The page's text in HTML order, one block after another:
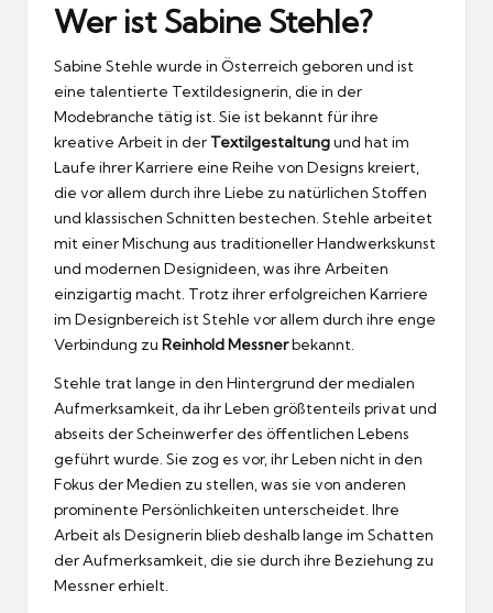
Wer ist Sabine Stehle?
Sabine Stehle wurde in Österreich geboren und ist
eine talentierte Textildesignerin, die in der
Modebranche tätig ist. Sie ist bekannt für ihre
kreative Arbeit in der Textilgestaltungund hat im
Laufe ihrer Karriere eine Reihe von Designs kreiert,
die vor allem durch ihre Liebe zu natürlichen Stoffen
und klassischen Schnitten bestechen. Stehle arbeitet
mit einer Mischung aus traditioneller Handwerkskunst
und modernen Designideen, was ihre Arbeiten
einzigartig macht. Trotz ihrer erfolgreichen Karriere
im Designbereich ist Stehle vor allem durch ihre enge
Verbindung zu Reinhold Messnerbekannt.
Stehle trat lange in den Hintergrund der medialen
Aufmerksamkeit, da ihr Leben größtenteils privat und
abseits der Scheinwerfer des öffentlichen Lebens
geführt wurde. Sie zog es vor, ihr Leben nicht in den
Fokus der Medien zu stellen, was sie von anderen
prominente Persönlichkeiten unterscheidet. Ihre
Arbeit als Designerin blieb deshalb lange im Schatten
der Aufmerksamkeit, die sie durch ihre Beziehung zu
Messner erhielt.